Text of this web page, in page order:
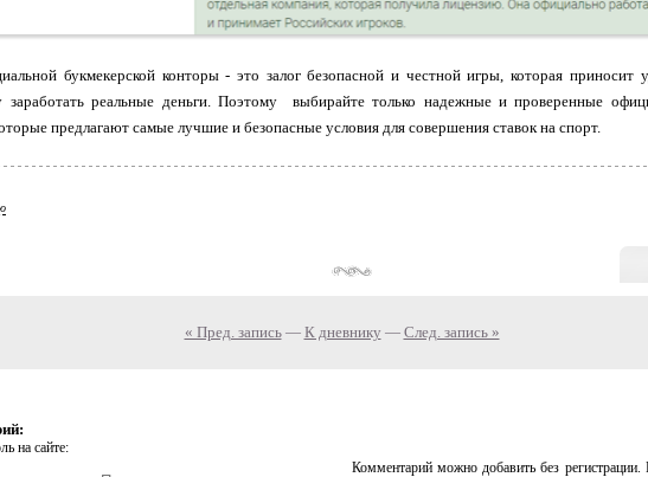
букмекерской конторы - это залог безопасной и честной игры, которая приносит
заработать реальные деньги. Поэтому выбирайте только надежные и проверенные
предлагают самые лучшие и безопасные условия для совершения ставок на спорт.
« Пред. запись— К дневнику — След. запись »
на сайте:
Комментарий можно добавить без